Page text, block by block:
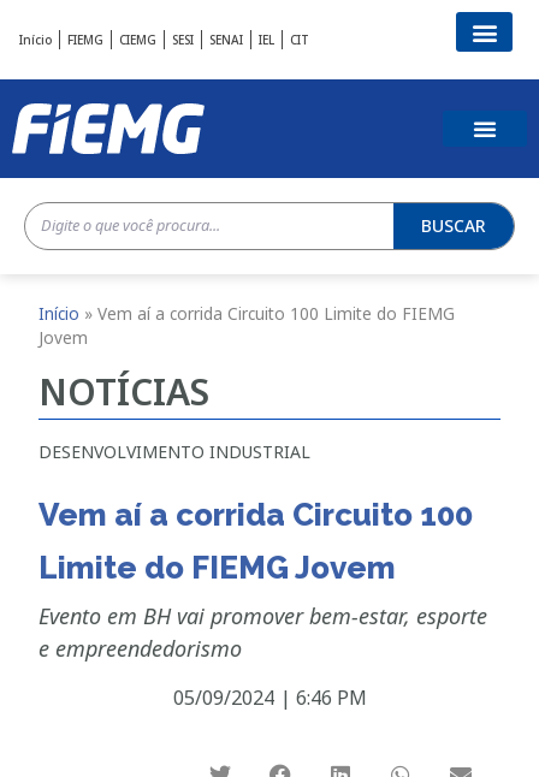
Início FIEMG CIEMG SESI SENAI IEL CIT
BUSCAR
Início »Vem aí a corrida Circuito 100 Limite do FIEMG
Jovem
NOTÍCIAS
DESENVOLVIMENTO INDUSTRIAL
Vem aí a corrida Circuito 100
Limite do FIEMG Jovem
Evento em BH vai promover bem-estar, esporte
e empreendedorismo
05/09/2024 | 6:46 PM